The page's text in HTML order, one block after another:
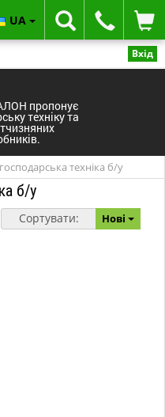
Вхід
пропонує
техніку та
UA
техніка б/у
б/у
Сортувати: Нові